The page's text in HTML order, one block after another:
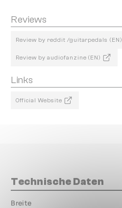
Reviews
Review by reddit /guitarpedals (EN)
Review by audiofanzine (EN)
Links
Official Website
Technische Daten
Breite